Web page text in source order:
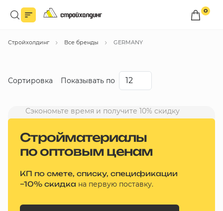
0
Войдите в личный кабинет
Каталог товаров
Быстрый заказ по списку
Все
Избранное
Стройхолдинг Все бренды GERMANY
Сортировка
Со скидкой
Дешевые
Дорогие
Новинки
Показывать по
Сэкономьте время и получите 10% скидку
Стройматериалы
по оптовым ценам
КП по смете, списку, спецификации
–10% скидка на первую поставку.